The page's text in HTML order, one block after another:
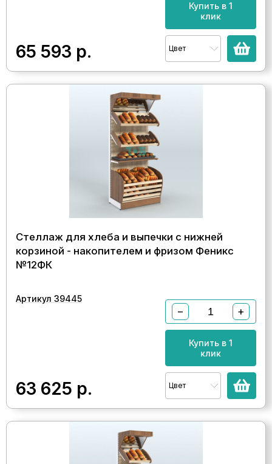
65 593 р.
Купить в 1
клик
Цвет
Стеллаж для хлеба и выпечки с нижней
корзиной - накопителем и фризом Феникс
№12ФК
Артикул 39445
63 625 р.
− +
Купить в 1
клик
Цвет